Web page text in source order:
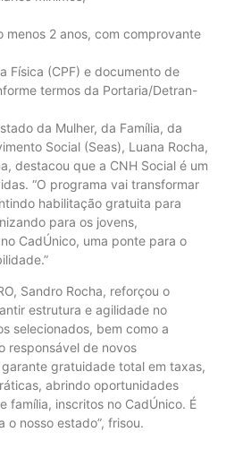
menos 2 anos, com comprovante
Física (CPF) e documento de
termos da Portaria/Detran-
da Mulher, da Família, da
Social (Seas), Luana Rocha,
destacou que a CNH Social é um
“O programa vai transformar
habilitação gratuita para
para os jovens,
CadÚnico, uma ponte para o
Sandro Rocha, reforçou o
estrutura e agilidade no
selecionados, bem como a
responsável de novos
garante gratuidade total em taxas,
abrindo oportunidades
família, inscritos no CadÚnico. É
o nosso estado”, frisou.